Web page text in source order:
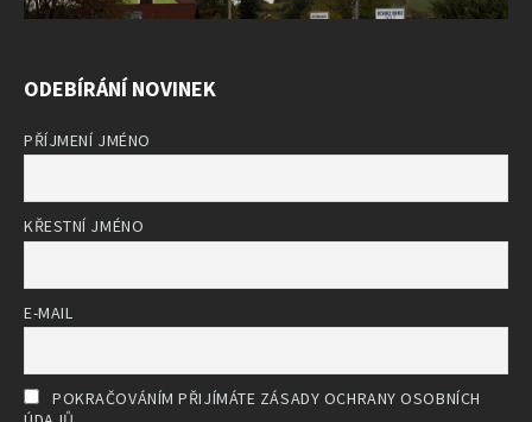
ODEBÍRÁNÍ NOVINEK
PŘÍJMENÍ JMÉNO
KŘESTNÍ JMÉNO
E-MAIL
POKRAČOVÁNÍM PŘIJÍMÁTE ZÁSADY OCHRANY OSOBNÍCH